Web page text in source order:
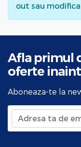
out sau
Afla primul
oferte
Aboneaza-te la